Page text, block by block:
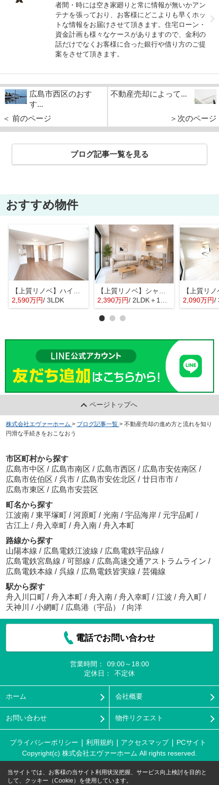
者間・時には空き家廻りと常に情報が無いかアン
テナを張っており、お客様にどこよりも早くホッ
トな情報をお届けさせて頂きます。住宅ローン・
資金計画も様々なケースがありますので、金利の
話だけでなくお客様に合った銀行や借り方のご提
案をさせて頂きます。
広島市西区のおす
す...
＜ 前のページ
不動産売却によって...
＞次のページ
ブログ記事一覧を見る
おすすめ物件
【上質リノベ】ハイツ翠苑
2,590万円/ 3LDK
【上質リノベ】シャンボール河原町
2,390万円/ 2LDK＋1S(納戸) 2,090万円/
ページトップへ
株式会社エヴァーホーム > ブログ記事一覧 > 不動産売却の進め方と流れを知り
円滑な手続きをおこなおう
市区町村から探す
広島市中区 / 広島市南区 / 広島市西区 / 広島市安佐南区 /
広島市佐伯区 / 呉市 / 広島市安佐北区 / 廿日市市 /
広島市東区 / 広島市安芸区
町名から探す
江波南 / 東平塚町 / 河原町 / 光南 / 宇品海岸 / 元宇品町 /
古江上 / 舟入幸町 / 舟入南 / 舟入本町
路線から探す
山陽本線 / 広島電鉄江波線 / 広島電鉄宇品線 /
広島電鉄宮島線 / 可部線 / 広島高速交通アストラムライン /
広島電鉄本線 / 呉線 / 広島電鉄皆実線 / 芸備線
駅から探す
舟入川口町 / 舟入本町 / 舟入南 / 舟入幸町 / 江波 / 舟入町 /
天神川
/ 小網町 / 広島港（宇品） / 向洋
電話でお問い合わせ
営業時間：
09:00～18:00
定休日：
不定休
ホーム 会社概要
お問い合わせ 物件リクエスト
プライバシーポリシー 利用規約 アクセスマップ
PCサイト
Copyright(c) 株式会社エヴァーホーム All rights reserved.
当サイトでは、お客様の当サイト利用状況把握、サービス向上検討を目的と
して、クッキー（Cookie）を使用しています。